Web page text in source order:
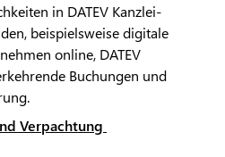
in DATEV Kanzlei-
beispielsweise digitale
online, DATEV
Buchungen und
Verpachtung